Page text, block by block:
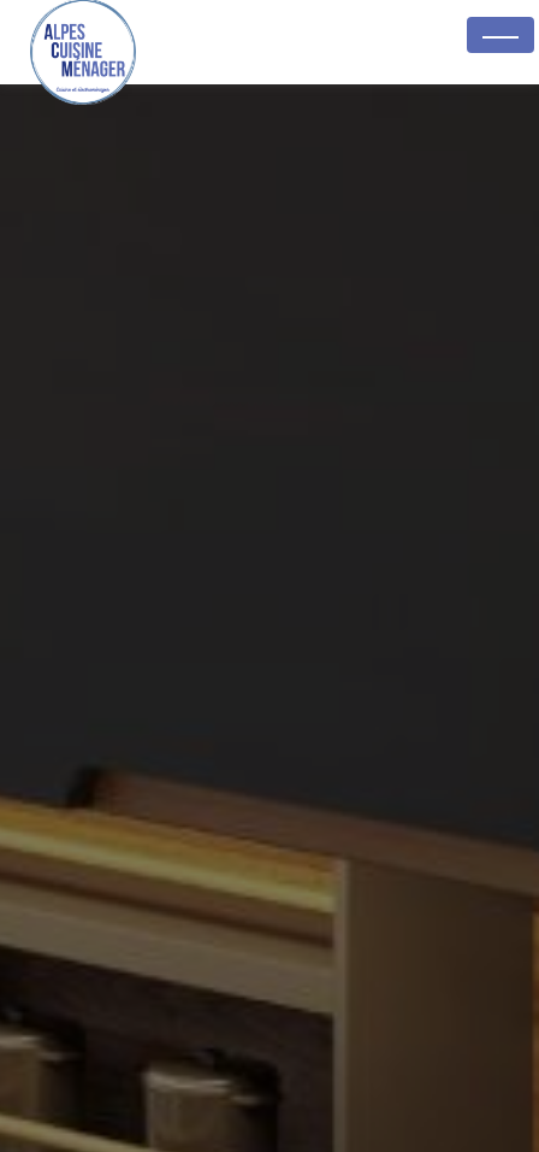
Panneau de gestion des cookies